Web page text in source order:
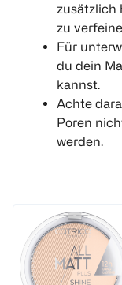
zusätzlich
zu
Für
du dein
kannst.
Achte
Poren
werden.